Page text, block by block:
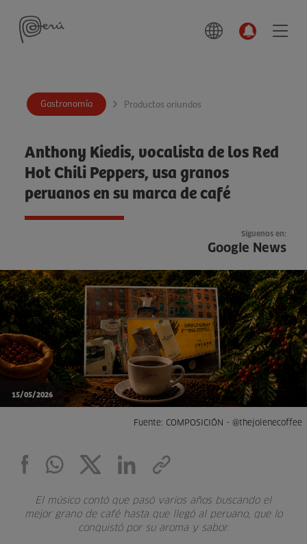
Gastronomía Productos oriundos
Anthony Kiedis, vocalista de los Red
Hot Chili Peppers, usa granos
peruanos en su marca de café
Síguenos en:
Google News
15/05/2026
Fuente: COMPOSICIÓN - @thejolenecoffee
El músico contó que pasó varios años buscando el
mejor grano de café hasta que llegó al peruano, que lo
conquistó por su aroma y sabor.